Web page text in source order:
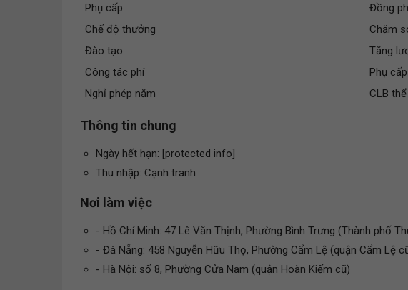
Phụ cấp
Đồng
Chế độ thưởng
Chăm
Đào tạo
Tăng
Công tác phí
Phụ
Nghỉ phép năm
CLB
Thông tin chung
Ngày hết hạn: [protected info]
Thu nhập: Cạnh tranh
Nơi làm việc
- Hồ Chí Minh: 47 Lê Văn Thịnh, Phường Bình Trưng (Thành phố
- Đà Nẵng: 458 Nguyễn Hữu Thọ, Phường Cẩm Lệ (quận Cẩm Lệ
- Hà Nội: số 8, Phường Cửa Nam (quận Hoàn Kiếm cũ)